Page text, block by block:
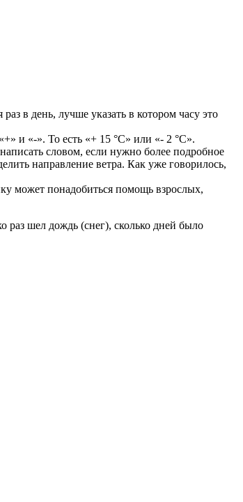
в день, лучше указать в котором часу это
и «-». То есть «+ 15 °C» или «- 2 °C».
словом, если нужно более подробное
направление ветра. Как уже говорилось,
может понадобиться помощь взрослых,
раз шел дождь (снег), сколько дней было